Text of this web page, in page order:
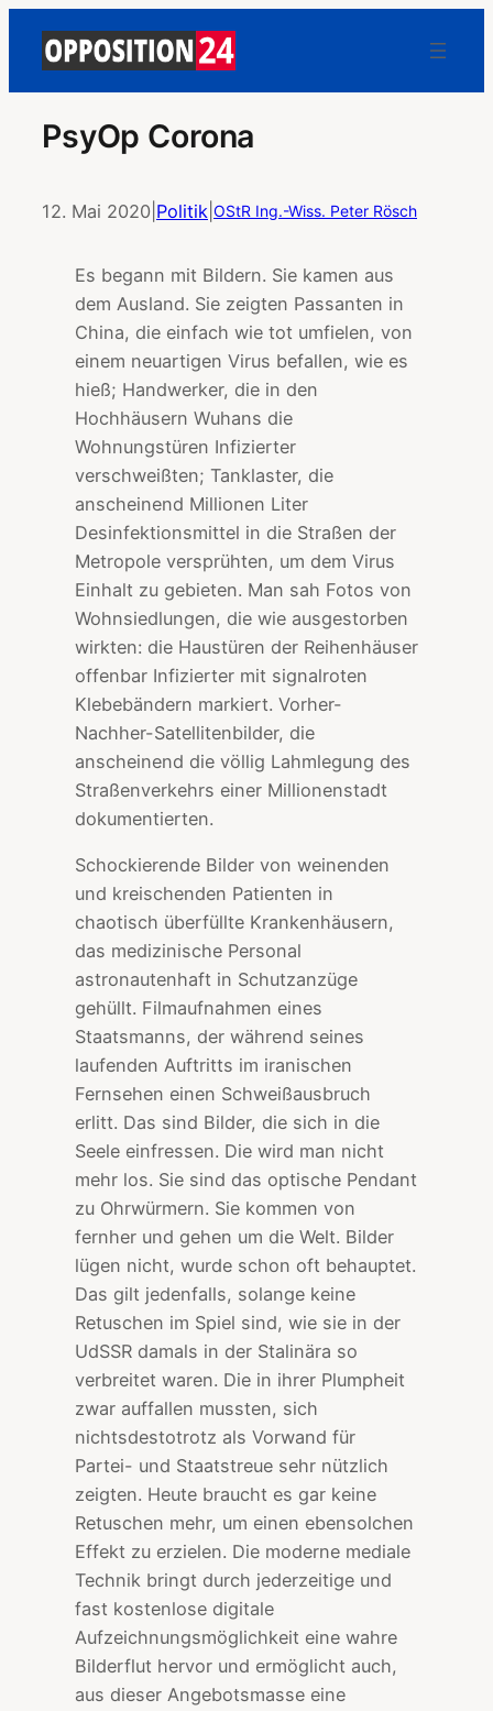
PsyOp Corona
12. Mai 2020 Politik OStR Ing.-Wiss. Peter Rösch
Es begann mit Bildern. Sie kamen aus
dem Ausland. Sie zeigten Passanten in
China, die einfach wie tot umfielen, von
einem neuartigen Virus befallen, wie es
hieß; Handwerker, die in den
Hochhäusern Wuhans die
Wohnungstüren Infizierter
verschweißten; Tanklaster, die
anscheinend Millionen Liter
Desinfektionsmittel in die Straßen der
Metropole versprühten, um dem Virus
Einhalt zu gebieten. Man sah Fotos von
Wohnsiedlungen, die wie ausgestorben
wirkten: die Haustüren der Reihenhäuser
offenbar Infizierter mit signalroten
Klebebändern markiert. Vorher-
Nachher-Satellitenbilder, die
anscheinend die völlig Lahmlegung des
Straßenverkehrs einer Millionenstadt
dokumentierten.
Schockierende Bilder von weinenden
und kreischenden Patienten in
chaotisch überfüllte Krankenhäusern,
das medizinische Personal
astronautenhaft in Schutzanzüge
gehüllt. Filmaufnahmen eines
Staatsmanns, der während seines
laufenden Auftritts im iranischen
Fernsehen einen Schweißausbruch
erlitt. Das sind Bilder, die sich in die
Seele einfressen. Die wird man nicht
mehr los. Sie sind das optische Pendant
zu Ohrwürmern. Sie kommen von
fernher und gehen um die Welt. Bilder
lügen nicht, wurde schon oft behauptet.
Das gilt jedenfalls, solange keine
Retuschen im Spiel sind, wie sie in der
UdSSR damals in der Stalinära so
verbreitet waren. Die in ihrer Plumpheit
zwar auffallen mussten, sich
nichtsdestotrotz als Vorwand für
Partei- und Staatstreue sehr nützlich
zeigten. Heute braucht es gar keine
Retuschen mehr, um einen ebensolchen
Effekt zu erzielen. Die moderne mediale
Technik bringt durch jederzeitige und
fast kostenlose digitale
Aufzeichnungsmöglichkeit eine wahre
Bilderflut hervor und ermöglicht auch,
aus dieser Angebotsmasse eine